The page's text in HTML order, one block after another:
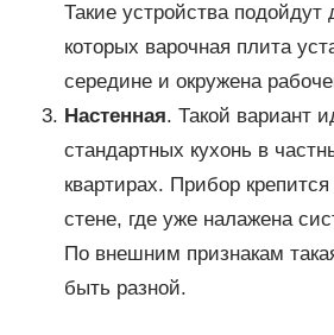
Такие устройства подойдут
которых варочная плита
середине и окружена
Настенная. Такой вариант
стандартных кухонь в
квартирах. Прибор
стене, где уже налажена
По внешним признакам
быть разной.